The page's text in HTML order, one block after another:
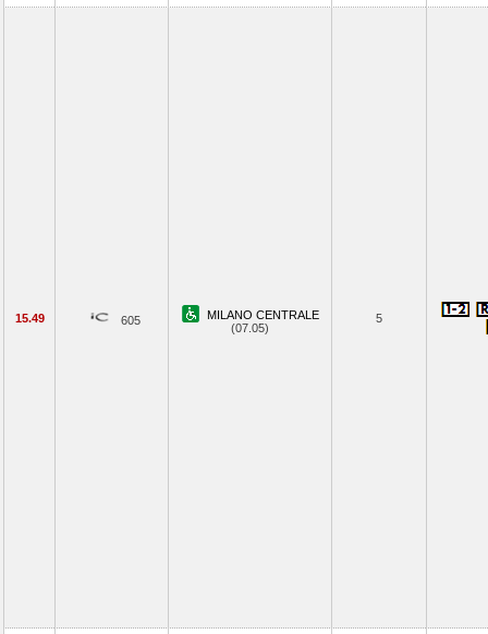
15.49 605
MILANO CENTRALE
(07.05)
5